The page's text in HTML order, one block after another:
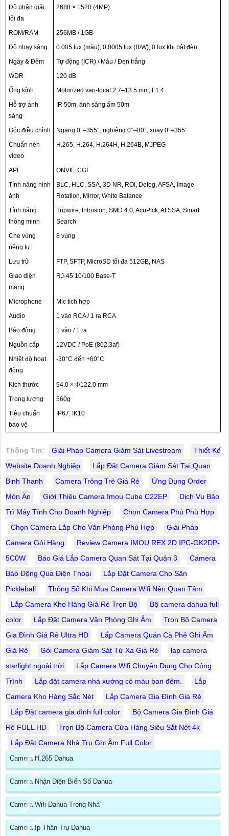
Độ phân giải
tối đa
2688 × 1520 (4MP)
ROM/RAM
256MB / 1GB
Độ nhạy sáng
0.005 lux (màu); 0.0005 lux (B/W); 0 lux khi bật đèn
Ngày & Đêm
Tự động (ICR) / Màu / Đen trắng
WDR
120 dB
Ống kính
Motorized vari-focal 2.7–13.5 mm, F1.4
Hỗ trợ ánh
sáng
IR 50m, ánh sáng ấm 50m
Góc điều chỉnh
Ngang 0°–355°, nghiêng 0°–80°, xoay 0°–355°
Chuẩn nén
video
H.265, H.264, H.264H, H.264B, MJPEG
API
ONVIF, CGI
Tính năng hình
ảnh
BLC, HLC, SSA, 3D NR, ROI, Defog, AFSA, Image
Rotation, Mirror, White Balance
Tính năng
thông minh
Tripwire, Intrusion, SMD 4.0, AcuPick, AI SSA, Smart
Search
Che vùng
riêng tư
8 vùng
Lưu trữ
FTP, SFTP, MicroSD tối đa 512GB, NAS
Giao diện
mạng
RJ-45 10/100 Base-T
Microphone
Mic tích hợp
Audio
1 vào RCA / 1 ra RCA
Báo động
1 vào / 1 ra
Nguồn cấp
12VDC / PoE (802.3af)
Nhiệt độ hoạt
động
-30°C đến +60°C
Kích thước
94.0 × Φ122.0 mm
Trọng lượng
560g
Tiêu chuẩn
bảo vệ
IP67, IK10
Thông Tin: Giải Pháp Camera Giám Sát Livestream
Thiết Kế
Website Doanh Nghiệp
Lắp Đặt Camera Giám Sát Tại Quan
Binh Thanh
Camera Trông Trẻ Giá Rẻ
Ứng Dụng Order
Món Ăn
Giới Thiệu Camera Imou Cube C22EP
Dịch Vụ Bảo
Trì Máy Tính Cho Doanh Nghiệp
Chọn Camera Phù Phù Hợp
Chọn Camera Lắp Cho Văn Phòng Phù Hợp
Giải Pháp
Camera Gói Hàng
Review Camera IMOU REX 2D IPC-GK2DP-
5C0W
Báo Giá Lắp Camera Quan Sát Tại Quận 3
Camera
Báo Động Qua Điện Thoại
Lắp Đặt Camera Cho Sân
Pickleball
Thông Số Khi Mua Camera Wifi Nên Quan Tâm
Lắp Camera Kho Hàng Giá Rẻ Trọn Bộ
Bộ camera dahua full
color
Lắp Đặt Camera Văn Phòng Ghi Âm
Trọn Bộ Camera
Gia Đình Giá Rẻ Ultra HD
Lắp Camera Quán Cà Phê Ghi Âm
Giá Rẻ
Gói Camera Giám Sát Từ Xa Giá Rẻ
lap camera
starlight ngoài trời
Lắp Camera Wifi Chuyên Dụng Cho Công
Trình
Lắp đặt camera nhà xưởng có màu ban đêm.
Lắp
Camera Kho Hàng Sắc Nét
Lắp Camera Gia Đình Giá Rẻ
Lắp Đặt camera gia đình full color
Bộ Camera Gia Đình Giá
Rẻ FULL HD
Trọn Bộ Camera Cửa Hàng Siêu Sắt Nét 4k
Lắp Đặt Camera Nhà Trọ Ghi Âm Full Color
Camera H.265 Dahua
Camera Nhận Diện Biển Số Dahua
Camera Wifi Dahua Trong Nhà
Camera Ip Thân Trụ Dahua